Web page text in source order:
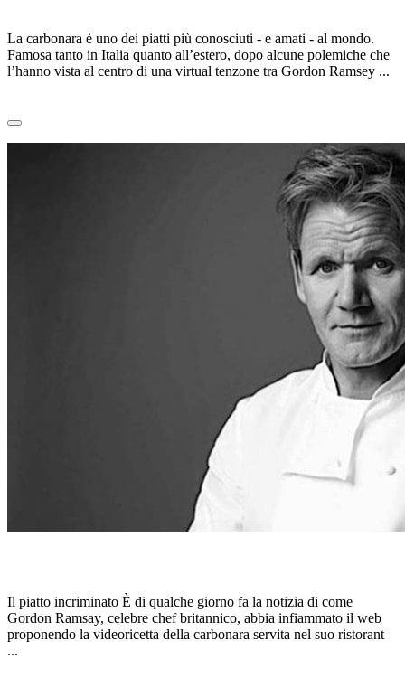
La carbonara è uno dei piatti più conosciuti - e amati - al mondo.
Famosa tanto in Italia quanto all’estero, dopo alcune polemiche che
l’hanno vista al centro di una virtual tenzone tra Gordon Ramsey ...
Il piatto incriminato È di qualche giorno fa la notizia di come
Gordon Ramsay, celebre chef britannico, abbia infiammato il web
proponendo la videoricetta della carbonara servita nel suo ristorant
...